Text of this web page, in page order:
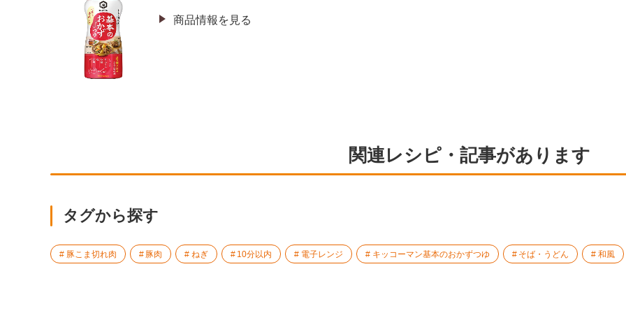
商品情報を見る
関連レシピ・記事があります
タグから探す
豚こま切れ肉 豚肉 ねぎ 10分以内 電子レンジ キッコーマン基本のおかずつゆ そば・うどん 和風